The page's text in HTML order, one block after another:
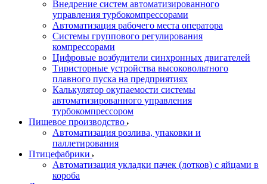
Внедрение систем автоматизированного
управления турбокомпрессорами
Автоматизация рабочего места оператора
Системы группового регулирования
компрессорами
Цифровые возбудители синхронных двигателей
Тиристорные устройства высоковольтного
плавного пуска на предприятиях
Калькулятор окупаемости системы
автоматизированного управления
турбокомпрессором
Пищевое производство
Автоматизация розлива, упаковки и
паллетирования
Птицефабрики
Автоматизация укладки пачек (лотков) с яйцами в
короба